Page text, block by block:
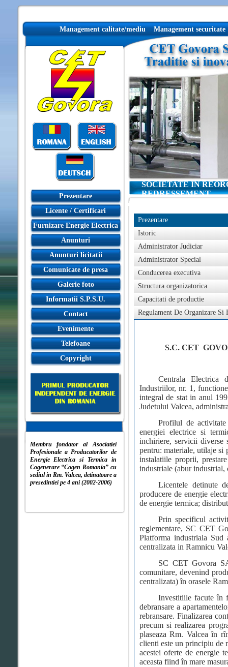
Management calitate/mediu Management securitate
Prezentare
Licente / Certificari
Furnizare Energie Electrica
Anunturi
Anunturi licitatii
Comunicate de presa
Galerie foto
Informatii S.P.S.U.
Contact
Evenimente
Telefoane
Copyright
Membru fondator al Asociatiei
Profesionale a Producatorilor de
Energie Electrica si Termica in
Cogenerare “Cogen Romania” cu
sediul in Rm. Valcea, detinatoare a
presedintiei pe 4 ani (2002-2006)
SOCIETATE IN
REDRESSEMENT
Prezentare
Istoric
Administrator Judiciar
Administrator Special
Conducerea executiva
Structura organizatorica
Capacitati de productie
Regulament De Organizare Si
S.C. CET
Centrala Electrica
Industriilor, nr. 1,
integral de stat in anul
Judetului Valcea,
Profilul de
energiei electrice si
inchiriere, servicii diverse
pentru: materiale, utilaje si
instalatiile proprii,
industriale (abur industrial,
Licentele detinute
producere de energie
de energie termica;
Prin specificul
reglementare, SC CET
Platforma industriala
centralizata in Ramnicu
SC CET Govora
comunitare, devenind
centralizata) în orasele
Investitiile facute în
debransare a
rebransare. Finalizarea
precum si realizarea
plaseaza Rm. Valcea în
clienti este un principiu de
acestei oferte de energie
aceasta fiind în mare